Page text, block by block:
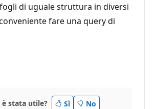
di uguale struttura in diversi
fare una query di
è stata utile? Sì No